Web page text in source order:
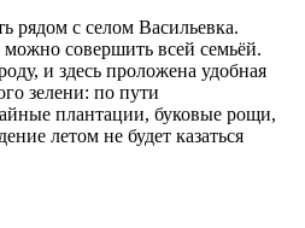
рядом с селом Васильевка.
совершить всей семьёй.
и здесь проложена удобная
зелени: по пути
плантации, буковые рощи,
летом не будет казаться